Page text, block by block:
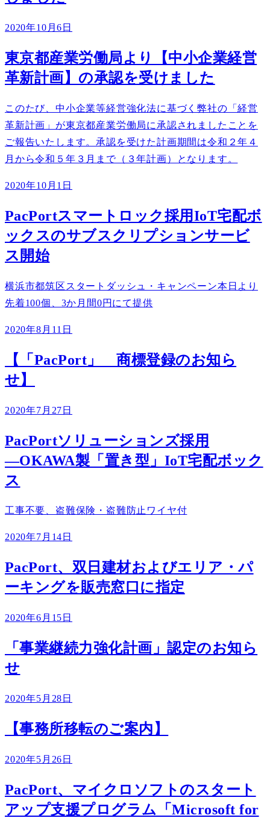
2020年10月6日
東京都産業労働局より【中小企業経営
革新計画】の承認を受けました
このたび、中小企業等経営強化法に基づく弊社の「経営
革新計画」が東京都産業労働局に承認されましたことを
ご報告いたします。承認を受けた計画期間は令和２年４
月から令和５年３月まで（３年計画）となります。
2020年10月1日
PacPortスマートロック採用IoT宅配ボ
ックスのサブスクリプションサービ
ス開始
横浜市都筑区スタートダッシュ・キャンペーン本日より
先着100個、3か月間0円にて提供
2020年8月11日
【「PacPort」 商標登録のお知ら
せ】
2020年7月27日
PacPortソリューションズ採用
―OKAWA製「置き型」IoT宅配ボック
ス
工事不要、盗難保険・盗難防止ワイヤ付
2020年7月14日
PacPort、双日建材およびエリア・パ
ーキングを販売窓口に指定
2020年6月15日
「事業継続力強化計画」認定のお知ら
せ
2020年5月28日
【事務所移転のご案内】
2020年5月26日
PacPort、マイクロソフトのスタート
アップ支援プログラム「Microsoft for